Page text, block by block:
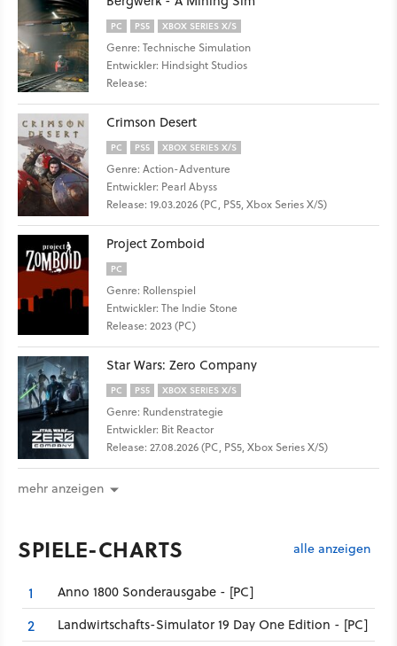
PC PS5 XBOX SERIES X/S
Genre: Technische Simulation
Entwickler: Hindsight Studios
Release:
Crimson Desert
PC PS5 XBOX SERIES X/S
Genre: Action-Adventure
Entwickler: Pearl Abyss
Release: 19.03.2026 (PC, PS5, Xbox Series X/S)
Project Zomboid
PC
Genre: Rollenspiel
Entwickler: The Indie Stone
Release: 2023 (PC)
Star Wars: Zero Company
PC PS5 XBOX SERIES X/S
Genre: Rundenstrategie
Entwickler: Bit Reactor
Release: 27.08.2026 (PC, PS5, Xbox Series X/S)
mehr anzeigen
SPIELE-CHARTS alle anzeigen
1 Anno 1800 Sonderausgabe - [PC]
2 Landwirtschafts-Simulator 19 Day One Edition - [PC]